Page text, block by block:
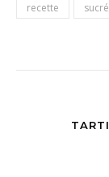
recette
sucré